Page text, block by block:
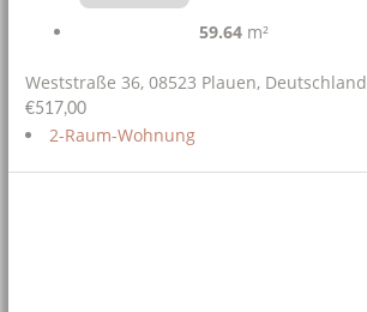
59.64 m²
Weststraße 36, 08523 Plauen, Deutschland
€517,00
2-Raum-Wohnung